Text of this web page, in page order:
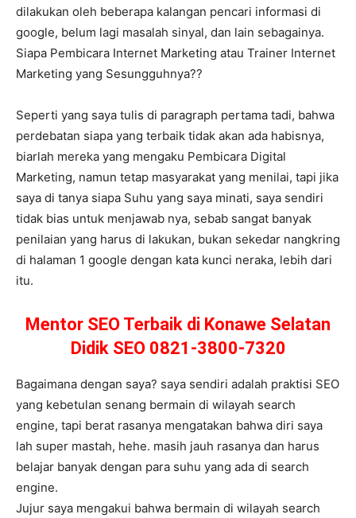
dilakukan oleh beberapa kalangan pencari informasi di
google, belum lagi masalah sinyal, dan lain sebagainya.
Siapa Pembicara Internet Marketing atau Trainer Internet
Marketing yang Sesungguhnya??
Seperti yang saya tulis di paragraph pertama tadi, bahwa
perdebatan siapa yang terbaik tidak akan ada habisnya,
biarlah mereka yang mengaku Pembicara Digital
Marketing, namun tetap masyarakat yang menilai, tapi jika
saya di tanya siapa Suhu yang saya minati, saya sendiri
tidak bias untuk menjawab nya, sebab sangat banyak
penilaian yang harus di lakukan, bukan sekedar nangkring
di halaman 1 google dengan kata kunci neraka, lebih dari
itu.
Mentor SEO Terbaik di Konawe Selatan
Didik SEO 0821-3800-7320
Bagaimana dengan saya? saya sendiri adalah praktisi SEO
yang kebetulan senang bermain di wilayah search
engine, tapi berat rasanya mengatakan bahwa diri saya
lah super mastah, hehe. masih jauh rasanya dan harus
belajar banyak dengan para suhu yang ada di search
engine.
Jujur saya mengakui bahwa bermain di wilayah search